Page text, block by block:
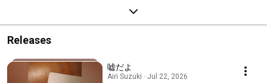
Releases
嘘だよ
Airi Suzuki · Jul 22, 2026